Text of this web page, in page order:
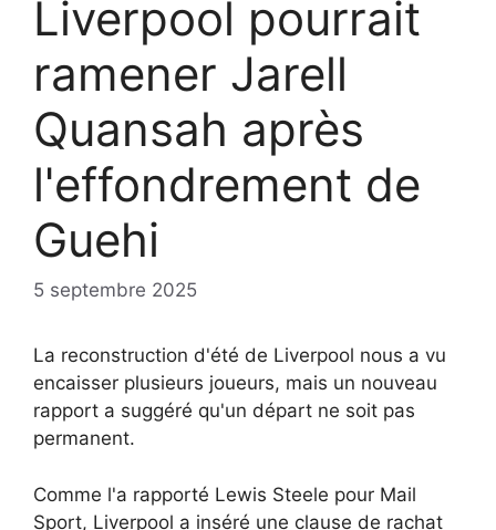
Liverpool pourrait
ramener Jarell
Quansah après
l'effondrement de
Guehi
5 septembre 2025
La reconstruction d'été de Liverpool nous a vu
encaisser plusieurs joueurs, mais un nouveau
rapport a suggéré qu'un départ ne soit pas
permanent.
Comme l'a rapporté Lewis Steele pour Mail
Sport, Liverpool a inséré une clause de rachat